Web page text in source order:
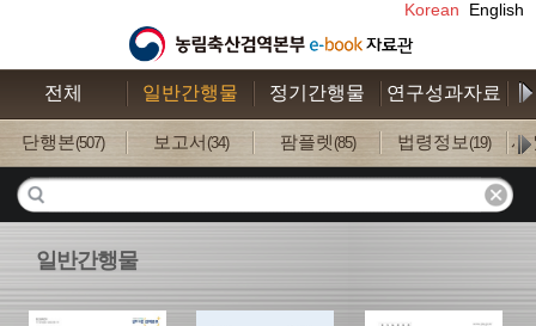
Korean English
전체 일반간행물 정기간행물 연구성과자료
단행본(507) 보고서 (34) 팜플렛 (85) 법령정보(19) 사
일반간행물